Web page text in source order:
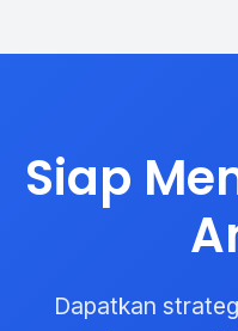
Siap
Dapatkan